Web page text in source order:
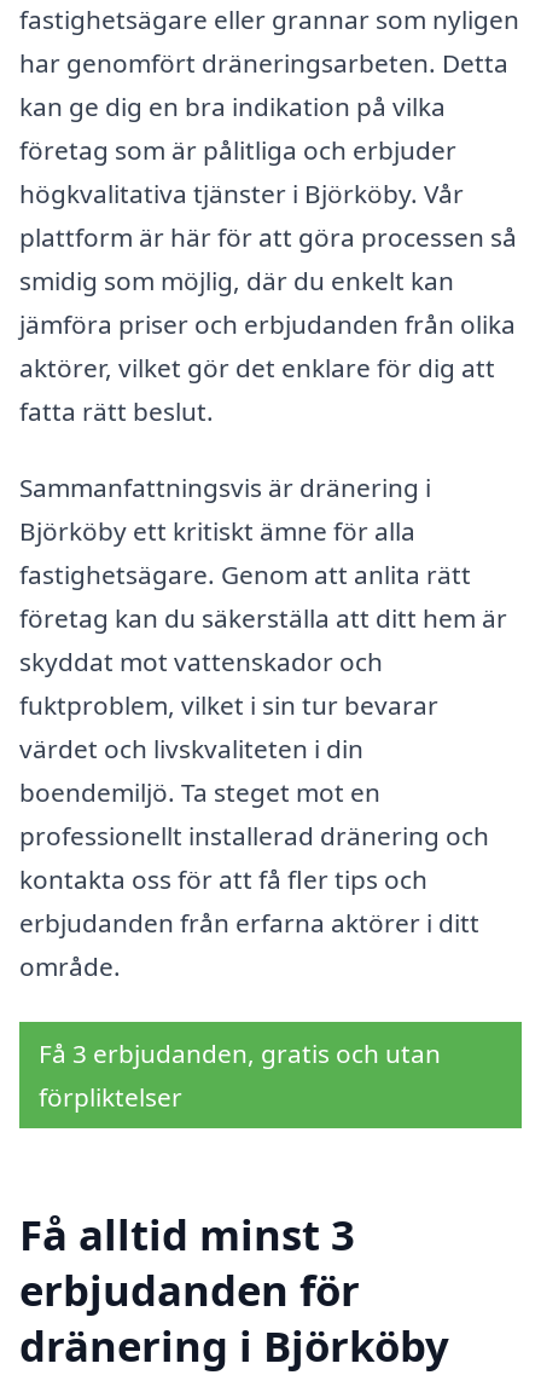
fastighetsägare eller grannar som nyligen
har genomfört dräneringsarbeten. Detta
kan ge dig en bra indikation på vilka
företag som är pålitliga och erbjuder
högkvalitativa tjänster i Björköby. Vår
plattform är här för att göra processen så
smidig som möjlig, där du enkelt kan
jämföra priser och erbjudanden från olika
aktörer, vilket gör det enklare för dig att
fatta rätt beslut.
Sammanfattningsvis är dränering i
Björköby ett kritiskt ämne för alla
fastighetsägare. Genom att anlita rätt
företag kan du säkerställa att ditt hem är
skyddat mot vattenskador och
fuktproblem, vilket i sin tur bevarar
värdet och livskvaliteten i din
boendemiljö. Ta steget mot en
professionellt installerad dränering och
kontakta oss för att få fler tips och
erbjudanden från erfarna aktörer i ditt
område.
Få 3 erbjudanden, gratis och utan
förpliktelser
Få alltid minst 3
erbjudanden för
dränering i Björköby